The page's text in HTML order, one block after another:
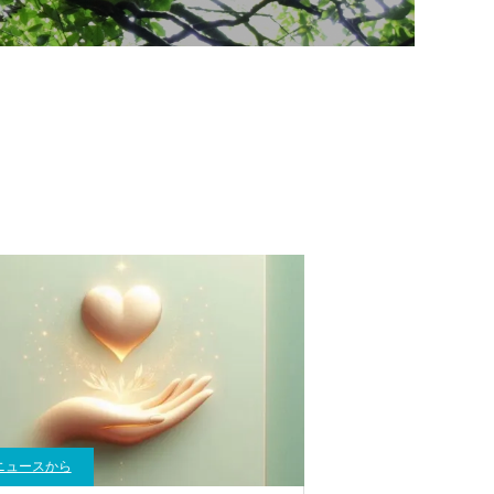
ュースから